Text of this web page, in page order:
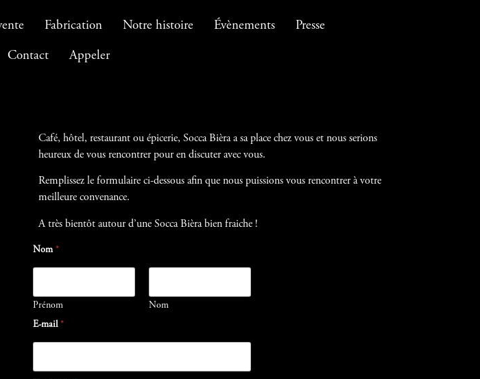
Fabrication Notre histoire Évènements Presse
Contact Appeler
Café, hôtel, restaurant ou épicerie, Socca Bièra a sa place chez vous et nous serions
heureux de vous rencontrer pour en discuter avec vous.
Remplissez le formulaire ci-dessous afin que nous puissions vous rencontrer à votre
meilleure convenance.
A très bientôt autour d’une Socca Bièra bien fraiche !
Nom *
Prénom
Nom
E-mail *